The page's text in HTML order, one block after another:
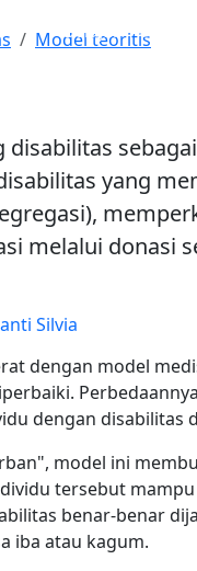
Belajar Cerita
Model teoritis
yang
melalui donasi
Silvia
dengan model
dengan disabilitas
model ini
tersebut
benar-benar
iba atau kagum.